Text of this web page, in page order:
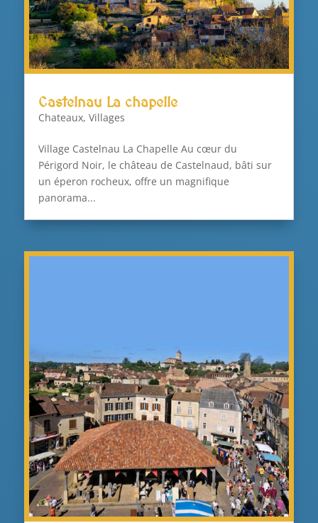
Castelnau La chapelle
Chateaux, Villages
Village Castelnau La Chapelle Au cœur du
Périgord Noir, le château de Castelnaud, bâti sur
un éperon rocheux, offre un magnifique
panorama...